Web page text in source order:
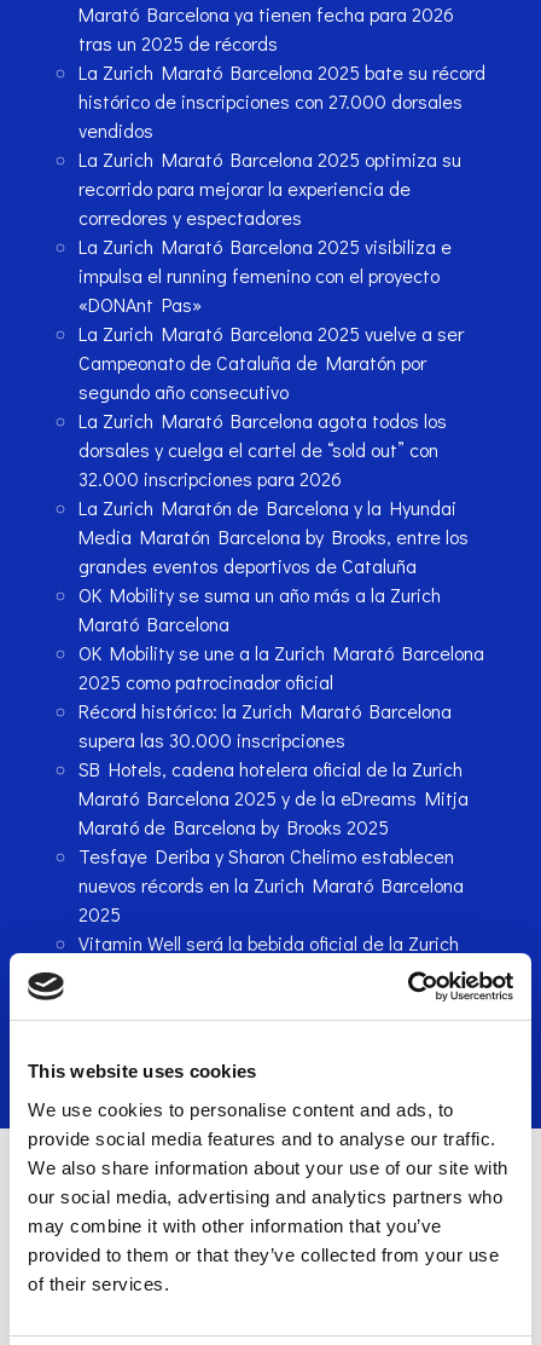
This website uses cookies
We use cookies to personalise content and ads, to
provide social media features and to analyse our traffic.
We also share information about your use of our site with
our social media, advertising and analytics partners who
may combine it with other information that you’ve
provided to them or that they’ve collected from your use
of their services.
Marató Barcelona ya tienen fecha para 2026
tras un 2025 de récords
La Zurich Marató Barcelona 2025 bate su récord
histórico de inscripciones con 27.000 dorsales
vendidos
​​La Zurich Marató Barcelona 2025 optimiza su
recorrido para mejorar la experiencia de
corredores y espectadores
La Zurich Marató Barcelona 2025 visibiliza e
impulsa el running femenino con el proyecto
«DONAnt Pas»
La Zurich Marató Barcelona 2025 vuelve a ser
Campeonato de Cataluña de Maratón por
segundo año consecutivo
La Zurich Marató Barcelona agota todos los
dorsales y cuelga el cartel de “sold out” con
32.000 inscripciones para 2026
La Zurich Maratón de Barcelona y la Hyundai
Media Maratón Barcelona by Brooks, entre los
grandes eventos deportivos de Cataluña
OK Mobility se suma un año más a la Zurich
Marató Barcelona
OK Mobility se une a la Zurich Marató Barcelona
2025 como patrocinador oficial
Récord histórico: la Zurich Marató Barcelona
supera las 30.000 inscripciones
SB Hotels, cadena hotelera oficial de la Zurich
Marató Barcelona 2025 y de la eDreams Mitja
Marató de Barcelona by Brooks 2025
Tesfaye Deriba y Sharon Chelimo establecen
nuevos récords en la Zurich Marató Barcelona
2025
Vitamin Well será la bebida oficial de la Zurich
Marató Barcelona 2025, una de las maratones
Zurich Marató Barcelona
Title Sponsor